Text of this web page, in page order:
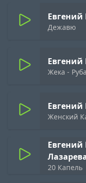
Евгений
Дежавю
Евгений
Жека -
Евгений
Женский
Евгений
20 Капель